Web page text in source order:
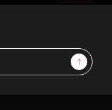
Sign Up